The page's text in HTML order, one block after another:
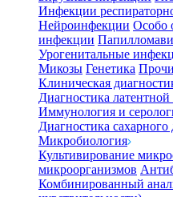
Инфекции
Нейроинфекции Особо
инфекции
Урогенитальные
Микозы Генетика
Клиническая
Диагностика
Иммунология и
Диагностика сахарного
Микробиология
Культивирование
микроорганизмов
Комбинированный